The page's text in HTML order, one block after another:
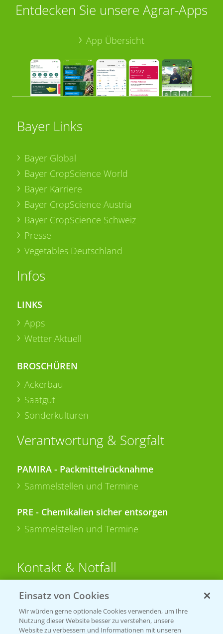
Entdecken Sie unsere Agrar-Apps
App Übersicht
Bayer Links
Bayer Global
Bayer CropScience World
Bayer Karriere
Bayer CropScience Austria
Bayer CropScience Schweiz
Presse
Vegetables Deutschland
Infos
LINKS
Apps
Wetter Aktuell
BROSCHÜREN
Ackerbau
Saatgut
Sonderkulturen
Verantwortung & Sorgfalt
PAMIRA - Packmittelrücknahme
Sammelstellen und Termine
PRE - Chemikalien sicher entsorgen
Sammelstellen und Termine
Kontakt & Notfall
Beratung auf WhatsApp
T.+49 (0)174 346 564 1
Einsatz von Cookies
Wir würden gerne optionale Cookies verwenden, um Ihre
Nutzung dieser Website besser zu verstehen, unsere
Website zu verbessern und Informationen mit unseren